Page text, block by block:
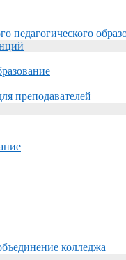
педагогического
преподавателей
колледжа